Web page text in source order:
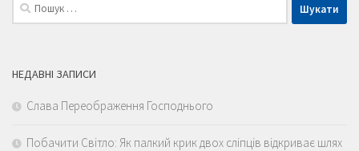
НЕДАВНІ ЗАПИСИ
Слава Переображення Господнього
Побачити Світло: Як палкий крик двох сліпців відкриває шлях